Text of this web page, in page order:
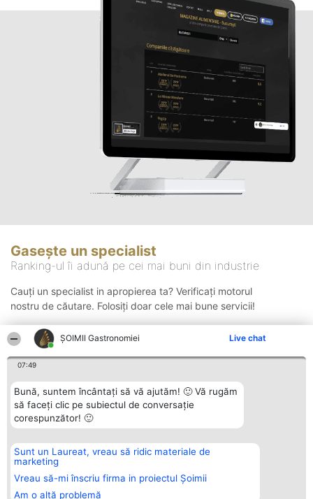
ȘOIMII Gastronomiei Live chat
07:49
Bună, suntem încântați să vă ajutăm! 🙂 Vă rugăm
să faceți clic pe subiectul de conversație
corespunzător! 🙂
Sunt un Laureat, vreau să ridic materiale de
marketing
Vreau să-mi înscriu firma in proiectul Șoimii
Am o altă problemă
Gasește un specialist
Ranking-ul îi adună pe cei mai buni din industrie
Cauți un specialist in apropierea ta? Verificați motorul
nostru de căutare. Folosiți doar cele mai bune servicii!
Organizator Ranking
BRIGHT SOLUTIONS BR SRL
Aleea Timisul De Sus 2 Bl. A30
Sc. A Et. 4 Ap. 13 Cod 061952
București
Plebiscyt
Lista Tuturor
Laureaților
Contact